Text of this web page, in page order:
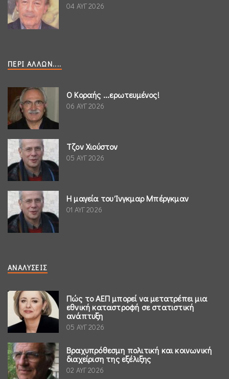
04 ΑΥΓ 2026
ΠΕΡΊ ΆΛΛΩΝ....
Ο Κοραής ...ερωτευμένος!
06 ΑΥΓ 2026
Τζον Χιούστον
05 ΑΥΓ 2026
Η μαγεία του Ίνγκμαρ Μπέργκμαν
01 ΑΥΓ 2026
ΑΝΑΛΎΣΕΙΣ
Πώς το ΑΕΠ μπορεί να μετατρέπει μια
εθνική καταστροφή σε στατιστική
ανάπτυξη
05 ΑΥΓ 2026
Βραχυπρόθεσμη πολιτική και κοινωνική
διαχείριση της εξέλιξης
02 ΑΥΓ 2026